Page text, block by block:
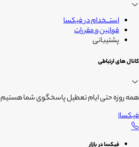
استــخدام در فیکسا
قوانین و مقررات
پشتیبانی
کانال های ارتباطی
همه روزه حتی ایام تعطیل پاسخگوی شما هستیم
فیکسا|